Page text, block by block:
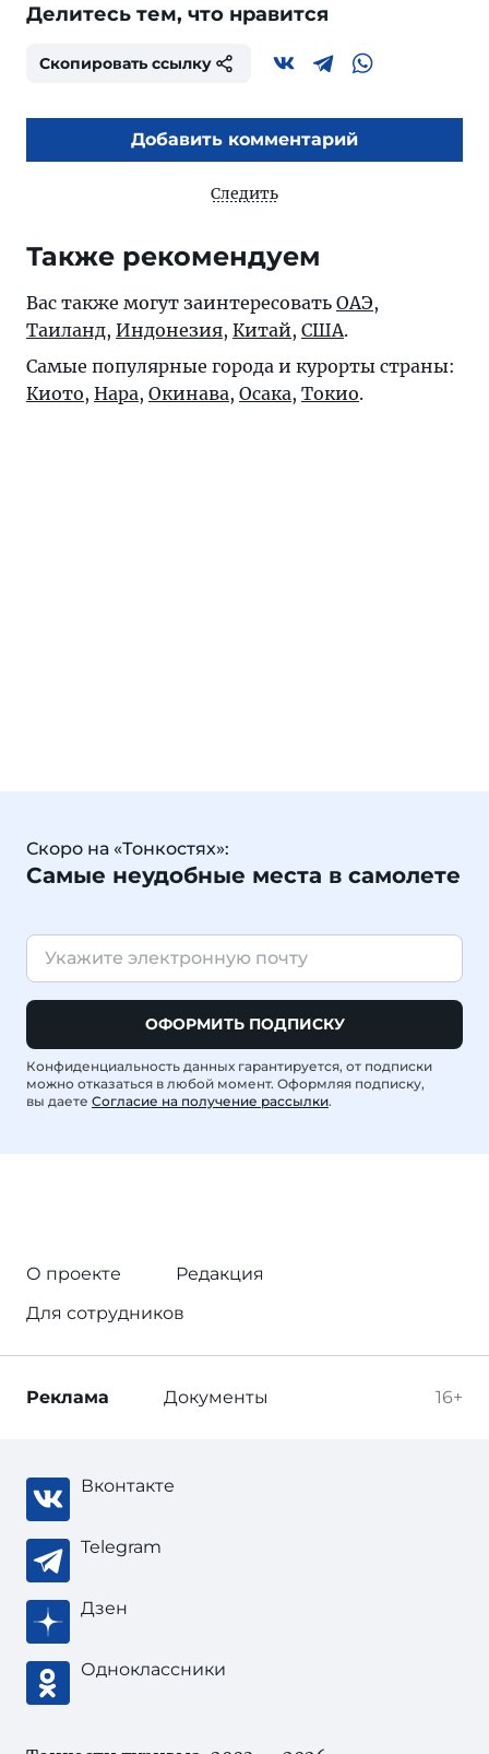
Делитесь тем, что нравится
Скопировать ссылку
Добавить комментарий
Следить
Также рекомендуем
Вас также могут заинтересовать ОАЭ,
Таиланд, Индонезия, Китай, США.
Самые популярные города и курорты страны:
Киото, Нара, Окинава, Осака, Токио.
Скоро на «Тонкостях»:
Самые неудобные места в самолете
ОФОРМИТЬ ПОДПИСКУ
Конфиденциальность данных гарантируется, от подписки
можно отказаться в любой момент. Оформляя подписку,
вы даете Согласие на получение рассылки.
О проекте
Редакция
Для сотрудников
16+
Реклама Документы
Вконтакте
Telegram
Дзен
Одноклассники